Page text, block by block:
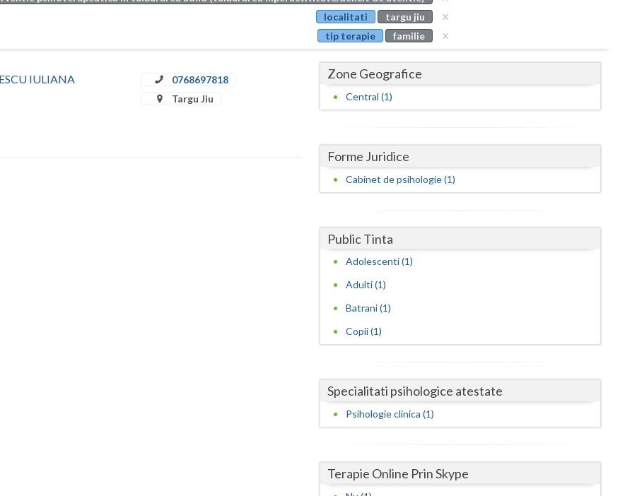
Buzau
Calarasi
Caras-Severin
Dambovita
Hunedoara
Iasi
Maramures
Mehedinti
localitati
targu jiu
tip terapie
familie
IULIANA
0768697818
Targu Jiu
Zone Geografice
Central (1)
Forme Juridice
Cabinet de psihologie (1)
Public Tinta
Adolescenti (1)
Adulti (1)
Batrani (1)
Copii (1)
Specialitati psihologice atestate
Psihologie clinica (1)
Terapie Online Prin Skype